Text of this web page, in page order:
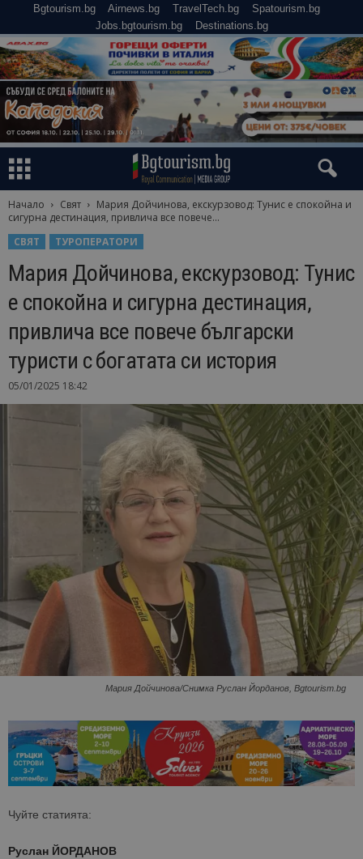
Bgtourism.bg Airnews.bg TravelTech.bg
Spatourism.bg
Jobs.bgtourism.bg
Destinations.bg
Начало Свят
Мария Дойчинова, екскурзовод: Тунис е спокойна и
сигурна дестинация, привлича все повече...
СВЯТ
ТУРОПЕРАТОРИ
Мария Дойчинова, екскурзовод: Тунис
е спокойна и сигурна дестинация,
привлича все повече български
туристи с богатата си история
05/01/2025 18:42
Мария Дойчинова/Снимка Руслан Йорданов, Bgtourism.bg
Чуйте статията:
Руслан ЙОРДАНОВ